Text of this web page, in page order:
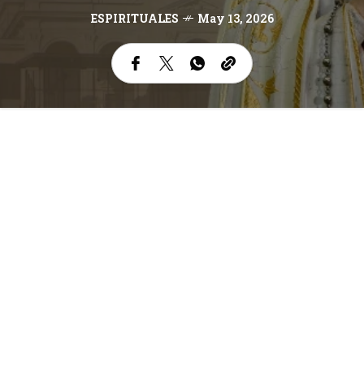
ESPIRITUALES May 13, 2026